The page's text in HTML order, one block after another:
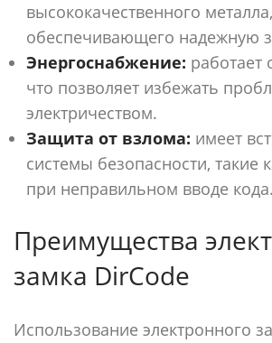
высококачественного металла,
обеспечивающего надежную
Энергоснабжение: работает
что позволяет избежать
электричеством.
Защита от взлома: имеет
системы безопасности, такие
при неправильном вводе кода.
Преимущества
замка DirCode
Использование электронного